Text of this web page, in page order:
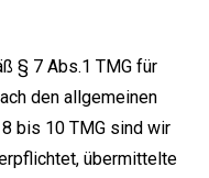
§ 7 Abs.1 TMG für
den allgemeinen
bis 10 TMG sind wir
übermittelte